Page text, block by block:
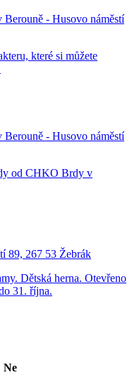
Berouně - Husovo náměstí
které si můžete
Berouně - Husovo náměstí
od CHKO Brdy v
89, 267 53 Žebrák
Dětská herna. Otevřeno
31. října.
Ne